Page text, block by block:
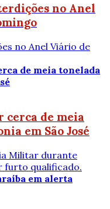
no Anel
no Anel Viário de
cerca de meia
em São José
Militar durante
furto qualificado.